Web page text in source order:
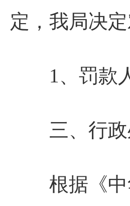
定，我局决
1、罚款人
三、行政
根据《中